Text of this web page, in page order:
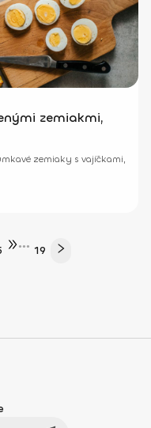
zemiakmi,
zemiaky s vajíčkami,
••• 19